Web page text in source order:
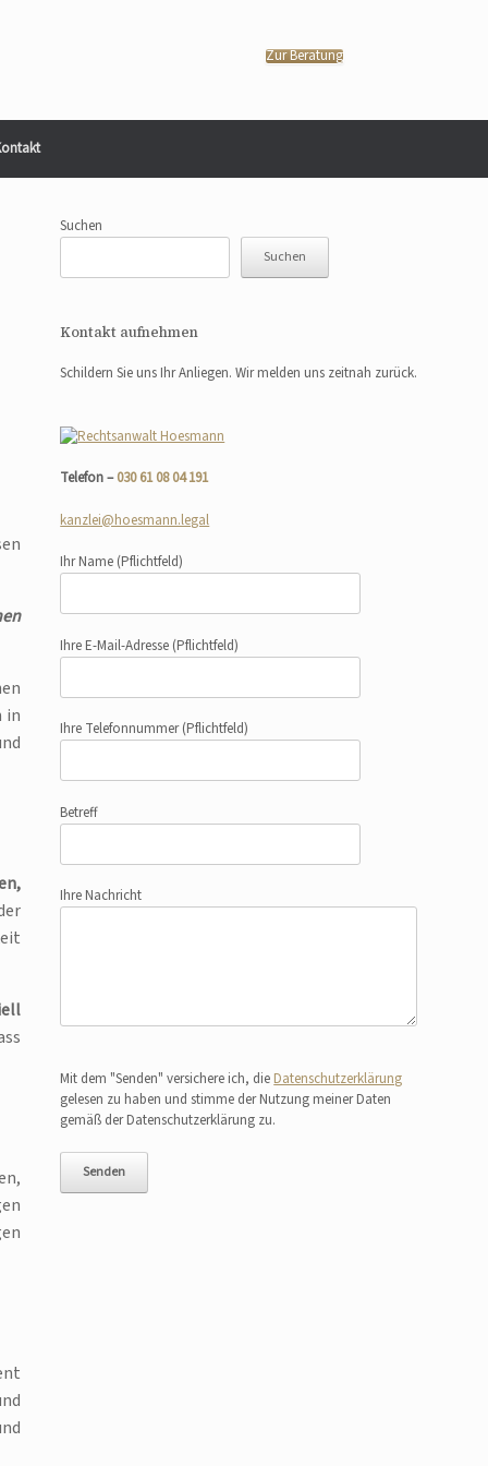
Zur Beratung
in
Suchen
Suchen
Kontakt aufnehmen
Schildern Sie uns Ihr Anliegen. Wir melden uns zeitnah zurück.
Telefon –030 61 08 04 191
kanzlei@hoesmann.legal
Ihr Name (Pflichtfeld)
Ihre E-Mail-Adresse (Pflichtfeld)
Ihre Telefonnummer(Pflichtfeld)
Betreff
Ihre Nachricht
Mit dem "Senden" versichere ich, die Datenschutzerklärung
gelesen zu haben und stimme der Nutzung meiner Daten
gemäß der Datenschutzerklärung zu.